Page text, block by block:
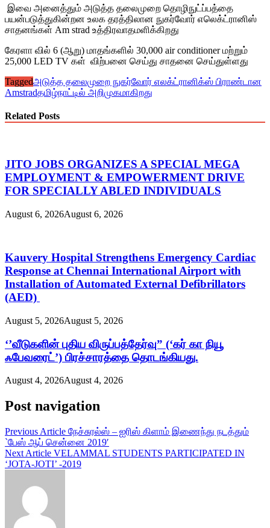
இவை அனைத்தும் அடுத்த தலைமுறை தொழிநுட்ப்பத்தை
பயன்படுத்துகின்றன உலக தரத்திலான நுகர்வோர் எலெக்ட்ரானிஸ்
சாதனங்கள் Am strad உத்திரவாதமளிக்கிறது
கேரளா வில் 6 (ஆறு) மாதங்களில் 30,000 air conditioner மற்றும்
25,000 LED TV கள் விற்பனை செய்து சாதனை செய்துள்ளது
Taggedஅடுத்த தலைமுறை நுகர்வோர் எலக்ட்ரானிக்ஸ் பிராண்டான
Amstradதமிழ்நாட்டில் அறிமுகமாகிறது
Related Posts
JITO JOBS ORGANIZES A SPECIAL MEGA
EMPLOYMENT & EMPOWERMENT DRIVE
FOR SPECIALLY ABLED INDIVIDUALS
August 6, 2026August 6, 2026
Kauvery Hospital Strengthens Emergency Cardiac
Response at Chennai International Airport with
Installation of Automated External Defibrillators
(AED)
August 5, 2026August 5, 2026
‘’வீடுகளின் புதிய விருப்பத்தேர்வு” (‘கர் கா நியூ
ஃபேவரைட்’) பிரச்சாரத்தை தொடங்கியது.
August 4, 2026August 4, 2026
Post navigation
Previous Article நேச்சுரல்ஸ் – ஐரிஸ் கிளாம் இணைந்து நடத்தும்
`பேஸ் ஆப் சென்னை 2019′
Next Article VELAMMAL STUDENTS PARTICIPATED IN
‘JOTA-JOTI’ -2019